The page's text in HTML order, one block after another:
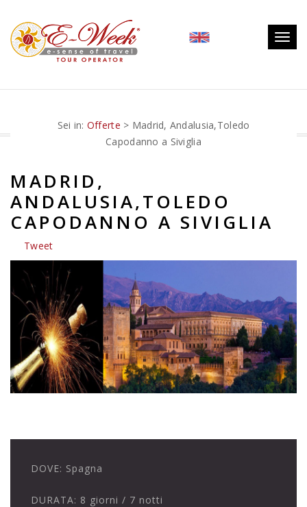
Sei in: Offerte > Madrid, Andalusia,Toledo
Capodanno a Siviglia
MADRID,
ANDALUSIA,TOLEDO
CAPODANNO A SIVIGLIA
Tweet
DOVE: Spagna
DURATA: 8 giorni / 7 notti